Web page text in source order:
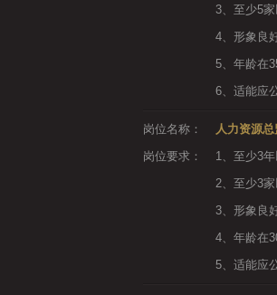
3、至少5
4、形象良
5、年龄在
6、适能应
岗位名称：
人力资源总
岗位要求：
1、至少3
2、至少3
3、形象良
4、年龄在
5、适能应